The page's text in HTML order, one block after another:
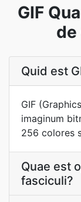
GIF
de
Quid est
GIF
imaginum
256 colores
Quae est
fasciculi?